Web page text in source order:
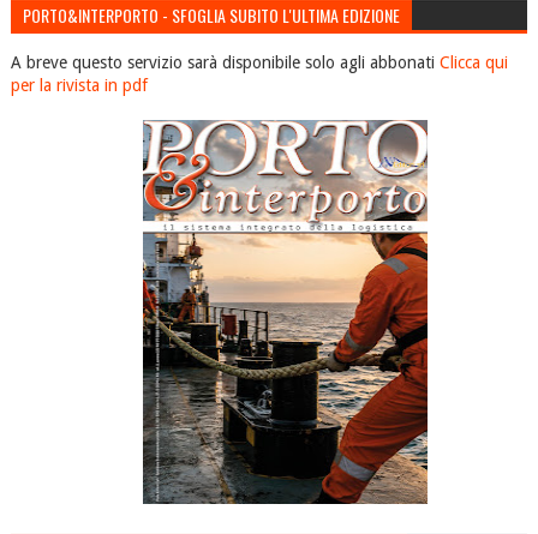
PORTO&INTERPORTO - SFOGLIA SUBITO L'ULTIMA EDIZIONE
A breve questo servizio sarà disponibile solo agli abbonati Clicca qui
per la rivista in pdf